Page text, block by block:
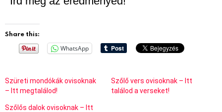
Share this:
WhatsApp
Szüreti mondókák ovisoknak
– Itt megtalálod!
Szőlő vers ovisoknak – Itt
találod a verseket!
Szőlős dalok ovisoknak – Itt